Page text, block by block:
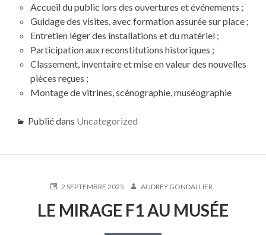
Accueil du public lors des ouvertures et événements ;
Guidage des visites, avec formation assurée sur place ;
Entretien léger des installations et du matériel ;
Participation aux reconstitutions historiques ;
Classement, inventaire et mise en valeur des nouvelles
pièces reçues ;
Montage de vitrines, scénographie, muséographie
Publié dans Uncategorized
PUBLIÉ2 SEPTEMBRE 2025 AUTEUR
AUDREY GONDALLIER
LE MIRAGE F1 AU MUSÉE